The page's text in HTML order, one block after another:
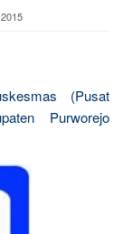
(Pusat
Purworejo